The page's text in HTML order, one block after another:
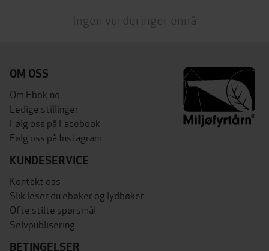
Ingen vurderinger ennå
OM OSS
Om Ebok.no
Ledige stillinger
Følg oss på Facebook
Følg oss på Instagram
KUNDESERVICE
Kontakt oss
Slik leser du ebøker og lydbøker
Ofte stilte spørsmål
Selvpublisering
BETINGELSER